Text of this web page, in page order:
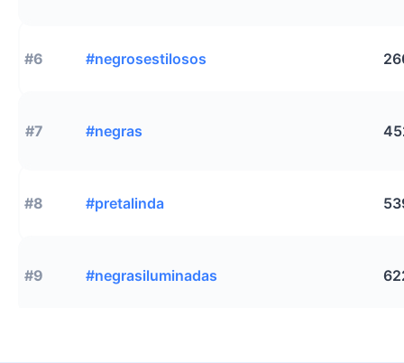
#6 #negrosestilosos
#7 #negras
#8 #pretalinda
#9 #negrasiluminadas